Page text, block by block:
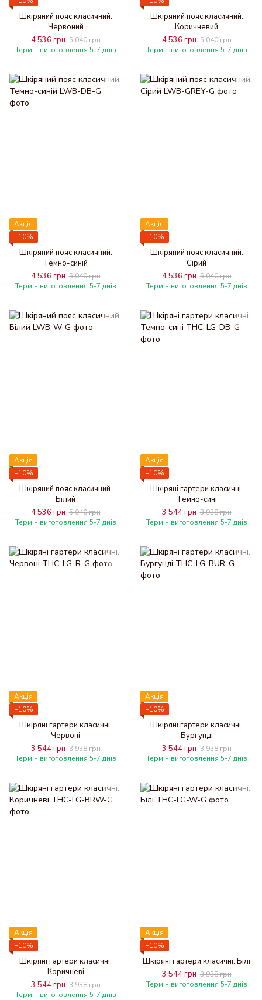
Шкіряний пояс класичний.
Червоний
4 536 грн 5 040 грн
Термін виготовлення 5-7 днів
Шкіряний пояс класичний.
Коричневий
4 536 грн 5 040 грн
Термін виготовлення 5-7 днів
Акція
−10%
Шкіряний пояс класичний.
Темно-синій
4 536 грн 5 040 грн
Термін виготовлення 5-7 днів
Акція
−10%
Шкіряний пояс класичний.
Сірий
4 536 грн 5 040 грн
Термін виготовлення 5-7 днів
Акція
−10%
Шкіряний пояс класичний.
Білий
4 536 грн 5 040 грн
Термін виготовлення 5-7 днів
Акція
−10%
Шкіряні гартери класичні.
Темно-сині
3 544 грн 3 938 грн
Термін виготовлення 5-7 днів
Акція
−10%
Шкіряні гартери класичні.
Червоні
3 544 грн 3 938 грн
Термін виготовлення 5-7 днів
Акція
−10%
Шкіряні гартери класичні.
Бургунді
3 544 грн 3 938 грн
Термін виготовлення 5-7 днів
Акція
−10%
Шкіряні гартери класичні.
Коричневі
3 544 грн 3 938 грн
Термін виготовлення 5-7 днів
Акція
−10%
Шкіряні гартери класичні. Білі
3 544 грн 3 938 грн
Термін виготовлення 5-7 днів